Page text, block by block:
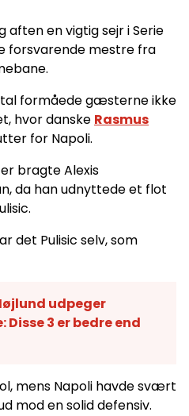
aften en vigtig sejr i Serie
forsvarende mestre fra
formåede gæsterne ikke
hvor danske Rasmus
for Napoli.
bragte Alexis
da han udnyttede et flot
det Pulisic selv, som
udpeger
Disse 3 er bedre end
mens Napoli havde svært
mod en solid defensiv.